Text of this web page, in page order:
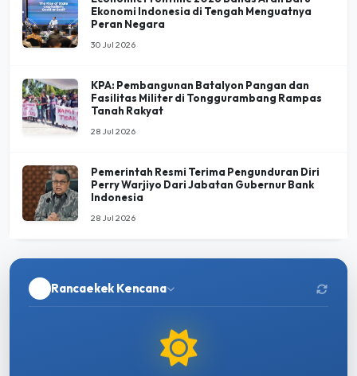
Ekonomi Indonesia di Tengah Menguatnya
Peran Negara
30 Jul 2026
KPA: Pembangunan Batalyon Pangan dan
Fasilitas Militer di Tonggurambang Rampas
Tanah Rakyat
28 Jul 2026
Pemerintah Resmi Terima Pengunduran Diri
Perry Warjiyo Dari Jabatan Gubernur Bank
Indonesia
28 Jul 2026
Rancaekek Kencana